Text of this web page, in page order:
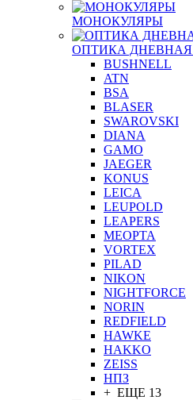
МОНОКУЛЯРЫ
ОПТИКА ДНЕВНАЯ
BUSHNELL
ATN
BSA
BLASER
SWAROVSKI
DIANA
GAMO
JAEGER
KONUS
LEICA
LEUPOLD
LEAPERS
MEOPTA
VORTEX
PILAD
NIKON
NIGHTFORCE
NORIN
REDFIELD
HAWKE
HAKKO
ZEISS
НПЗ
+ ЕЩЕ 13